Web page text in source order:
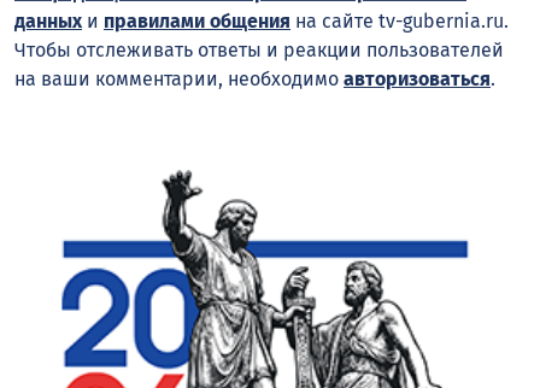
данныхи правилами общения на сайте tv-gubernia.ru.
Чтобы отслеживать ответы и реакции пользователей
на ваши комментарии, необходимо авторизоваться.